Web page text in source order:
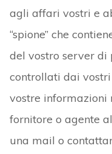
agli affari vostri e
“spione” che
del vostro server
controllati dai
vostre informazioni
fornitore o agente
una mail o